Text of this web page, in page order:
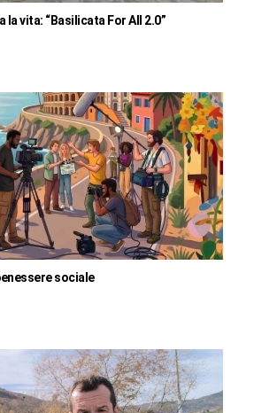
la vita: “Basilicata For All 2.0”
sociale